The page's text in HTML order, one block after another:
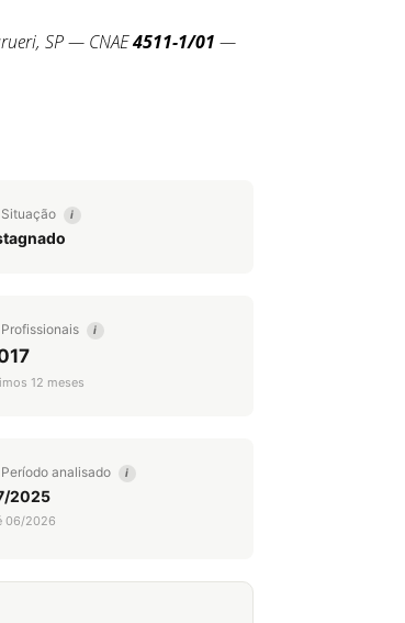
SP — CNAE4511-1/01 —
Situação i
i
12 meses
Período analisado i
2025
06/2026